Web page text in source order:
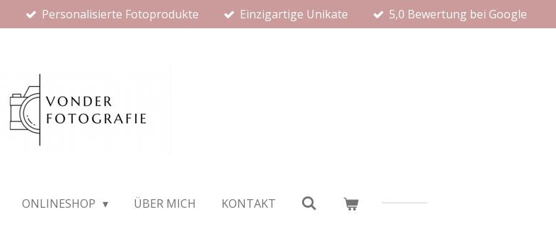
Personalisierte Fotoprodukte Einzigartige Unikate 5,0 Bewertung bei Google
ONLINESHOP ÜBER MICH KONTAKT